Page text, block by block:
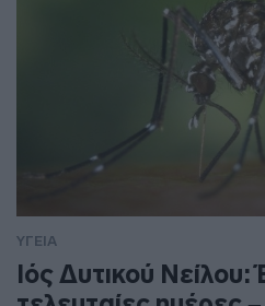
ΥΓΕΙΑ
Ιός Δυτικού Νείλου: